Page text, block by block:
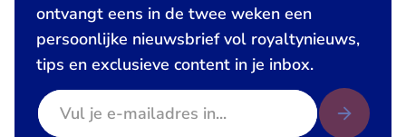
ontvangt eens in de twee weken een
persoonlijke nieuwsbrief vol royaltynieuws,
tips en exclusieve content in je inbox.
E-mailadres